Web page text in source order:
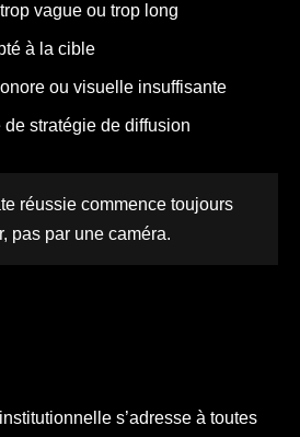
vague ou trop long
à la cible
ou visuelle insuffisante
stratégie de diffusion
réussie commence toujours
pas par une caméra.
s’adresse à toutes